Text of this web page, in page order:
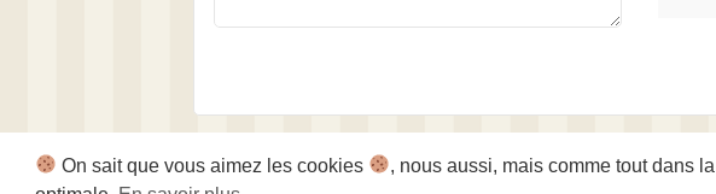
On sait que vous aimez les cookies
, nous aussi, mais comme tout dans